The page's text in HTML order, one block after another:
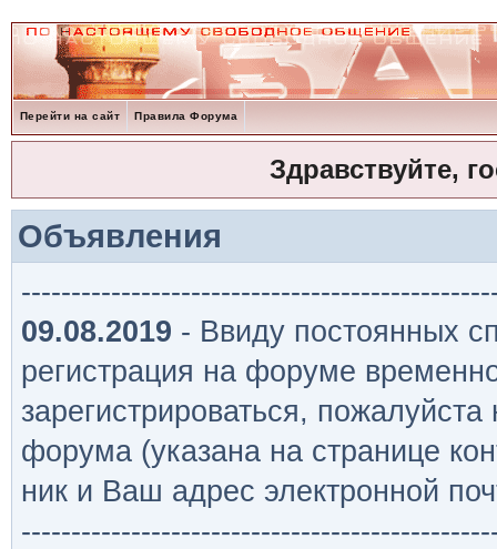
Перейти на сайт Правила Форума
Здравствуйте,
Объявления
09.08.2019 - Ввиду постоянных
регистрация на форуме
зарегистрироваться,
форума (указана на странице
ник и Ваш адрес электронной